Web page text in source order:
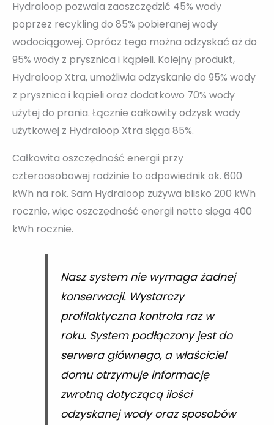
Hydraloop pozwala zaoszczędzić 45% wody
poprzez recykling do 85% pobieranej wody
wodociągowej. Oprócz tego można odzyskać aż do
95% wody z prysznica i kąpieli. Kolejny produkt,
Hydraloop Xtra, umożliwia odzyskanie do 95% wody
z prysznica i kąpieli oraz dodatkowo 70% wody
użytej do prania. Łącznie całkowity odzysk wody
użytkowej z Hydraloop Xtra sięga 85%.
Całkowita oszczędność energii przy
czteroosobowej rodzinie to odpowiednik ok. 600
kWh na rok. Sam Hydraloop zużywa blisko 200 kWh
rocznie, więc oszczędność energii netto sięga 400
kWh rocznie.
Nasz system nie wymaga żadnej
konserwacji. Wystarczy
profilaktyczna kontrola raz w
roku. System podłączony jest do
serwera głównego, a właściciel
domu otrzymuje informację
zwrotną dotyczącą ilości
odzyskanej wody oraz sposobów